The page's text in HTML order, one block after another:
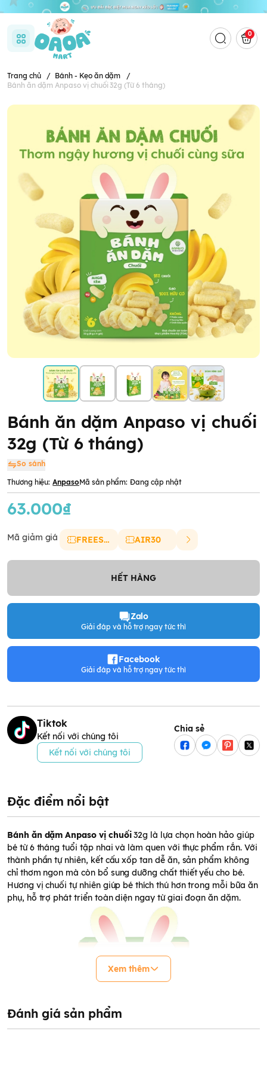
0
Trang chủ / Bánh - Kẹo ăn dặm
/
Bánh ăn dặm Anpaso vị chuối 32g (Từ 6 tháng)
Bánh ăn dặm Anpaso vị chuối
32g (Từ 6 tháng)
So sánh
Thương hiệu: AnpasoMã sản phẩm: Đang cập nhật
63.000₫
Mã giảm giá FREESHIP AIR30
HẾT HÀNG
Zalo
Giải đáp và hỗ trợ ngay tức thì
Facebook
Giải đáp và hỗ trợ ngay tức thì
Tiktok
Kết nối với chúng tôi
Kết nối với chúng tôi
Chia sẻ
Đặc điểm nổi bật
Bánh ăn dặm Anpaso vị chuối 32g là lựa chọn hoàn hảo giúp
bé từ 6 tháng tuổi tập nhai và làm quen với thực phẩm rắn. Với
thành phần tự nhiên, kết cấu xốp tan dễ ăn, sản phẩm không
chỉ thơm ngon mà còn bổ sung dưỡng chất thiết yếu cho bé.
Hương vị chuối tự nhiên giúp bé thích thú hơn trong mỗi bữa ăn
phụ, hỗ trợ phát triển toàn diện ngay từ giai đoạn ăn dặm.
Xem thêm
Đánh giá sản phẩm